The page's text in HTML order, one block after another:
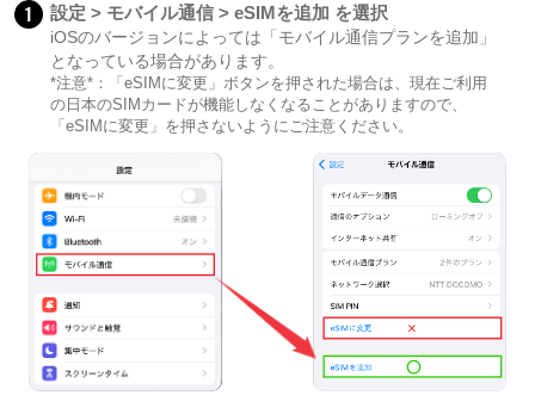
1 設定 > モバイル通信 > eSIMを追加 を選択
iOSのバージョンによっては「モバイル通信プランを追加」
となっている場合があります。
*注意*：「eSIMに変更」ボタンを押された場合は、現在ご利用
の日本のSIMカードが機能しなくなることがありますので、
「eSIMに変更」を押さないようにご注意ください。